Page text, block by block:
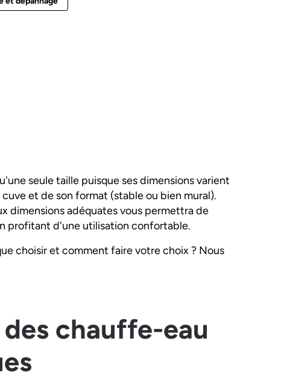
seule taille puisque ses dimensions varient
et de son format (stable ou bien mural).
dimensions adéquates vous permettra de
profitant d'une utilisation confortable.
choisir et comment faire votre choix ? Nous
chauffe-eau